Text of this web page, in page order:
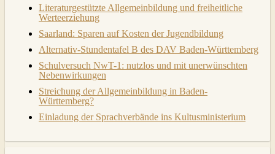
Literaturgestützte Allgemeinbildung und freiheitliche
Werteerziehung
Saarland: Sparen auf Kosten der Jugendbildung
Alternativ-Stundentafel B des DAV Baden-Württemberg
Schulversuch NwT-1: nutzlos und mit unerwünschten
Nebenwirkungen
Streichung der Allgemeinbildung in Baden-
Württemberg?
Einladung der Sprachverbände ins Kultusministerium